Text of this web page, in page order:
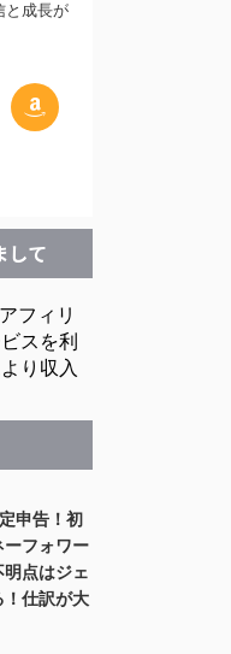
と成長が
して
フィリ
スを利
り収入
申告！初
フォワー
明点はジェ
！仕訳が大